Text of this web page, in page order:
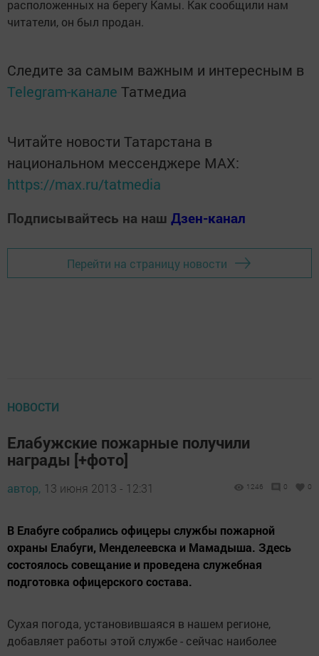
расположенных на берегу Камы. Как сообщили нам
читатели, он был продан.
Следите за самым важным и интересным в
Telegram-канале Татмедиа
Читайте новости Татарстана в
национальном мессенджере MАХ:
https://max.ru/tatmedia
Подписывайтесь на наш Дзен-канал
Перейти на страницу новости
НОВОСТИ
Елабужские пожарные получили
награды [+фото]
автор, 13 июня 2013 - 12:31 1246 0 0
В Елабуге собрались офицеры службы пожарной
охраны Елабуги, Менделеевска и Мамадыша. Здесь
состоялось совещание и проведена служебная
подготовка офицерского состава.
Сухая погода, установившаяся в нашем регионе,
добавляет работы этой службе - сейчас наиболее